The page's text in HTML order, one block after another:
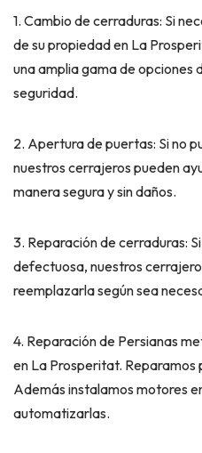
1. Cambio de cerraduras: Si
de su propiedad en La
una amplia gama de opciones
seguridad.
2. Apertura de puertas: Si no
nuestros cerrajeros pueden
manera segura y sin daños.
3. Reparación de cerraduras:
defectuosa, nuestros
reemplazarla según sea
4. Reparación de Persianas
en La Prosperitat. Reparamos
Además instalamos motores
automatizarlas.